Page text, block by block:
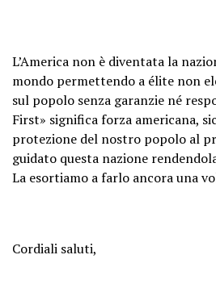
L’America non è diventata la
mondo permettendo a élite non
sul popolo senza garanzie né
First» significa forza americana,
protezione del nostro popolo al
guidato questa nazione
La esortiamo a farlo ancora una
Cordiali saluti,